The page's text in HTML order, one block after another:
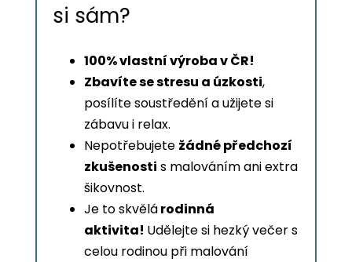
si sám?
100% vlastní výroba v ČR!
Zbavíte se stresu a úzkosti,
posílíte soustředění a užijete si
zábavu i relax.
Nepotřebujete žádné předchozí
zkušenosti s malováním ani extra
šikovnost.
Je to skvělárodinná
aktivita! Udělejte si hezký večer s
celou rodinou při malování